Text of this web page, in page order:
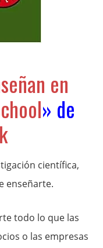
en
» de
científica,
enseñarte.
todo lo que las
o las empresas